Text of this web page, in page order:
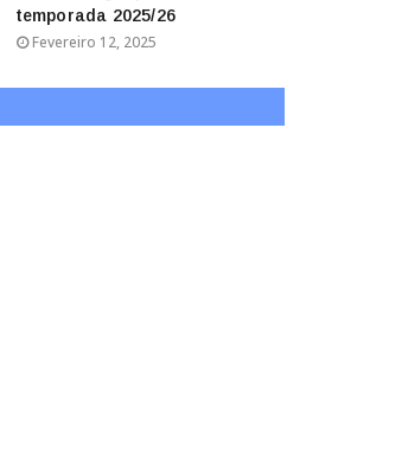
temporada 2025/26
Fevereiro 12, 2025